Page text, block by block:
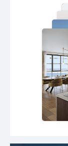
We
hebt. De
rijtje gezet.
contact met
Er zijn nog
Werf en
contact op